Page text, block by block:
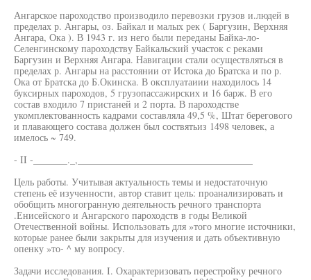
Ангарское пароходство производило перевозки грузов и.людей в
пределах р. Ангары, оз. Байкал и малых рек ( Баргузин, Верхняя
Ангара, Ока ). В 1943 г. из него были переданы Байка-ло-
Селенгинскому пароходству Байкальский участок с реками
Баргузин и Верхняя Ангара. Навигации стали осуществляться в
пределах р. Ангары на расстоянии от Истока до Братска и по р.
Ока от Братска до Б.Окинска. В оксплуатаиии находилось 14
буксирных пароходов, 5 грузопассажирских и 16 барж. В его
состав входило 7 пристаней и 2 порта. В пароходстве
укомплектованность кадрами составляла 49,5 %, Штат берегового
и плавающего состава должен был соствятьиз 1498 человек, а
имелось ~ 749.
- II -_______._,____________________________________
Цель работы. Учитывая актуальность темы и недостаточную
степень её изученности, автор ставит цель: проанализировать и
обобщить многогранную деятельность речного транспорта
.Енисейского и Ангарского пароходств в годы Великой
Отечественной войны. Использовать для »того многие источники,
которые ранее были закрыты для изучения и дать объективную
опенку »то- ^ му вопросу.
Задачи исследования. I. Охарактеризовать перестройку речного